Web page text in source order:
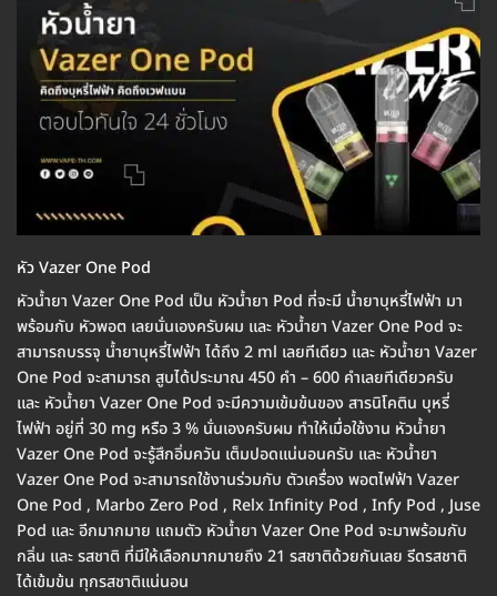
หัว Vazer One Pod
หัวน้ำยา Vazer One Pod เป็น หัวน้ำยา Pod ที่จะมี น้ำยาบุหรี่ไฟฟ้า มา
พร้อมกับ หัวพอต เลยนั่นเองครับผม และ หัวน้ำยา Vazer One Pod จะ
สามารถบรรจุ น้ำยาบุหรี่ไฟฟ้า ได้ถึง 2 ml เลยทีเดียว และ หัวน้ำยา Vazer
One Pod จะสามารถ สูบได้ประมาณ 450 คำ – 600 คำเลยทีเดียวครับ
และ หัวน้ำยา Vazer One Pod จะมีความเข้มข้นของ สารนิโคติน บุหรี่
ไฟฟ้า อยู่ที่ 30 mg หรือ 3 % นั่นเองครับผม ทำให้เมื่อใช้งาน หัวน้ำยา
Vazer One Pod จะรู้สึกอิ่มควัน เต็มปอดแน่นอนครับ และ หัวน้ำยา
Vazer One Pod จะสามารถใช้งานร่วมกับ ตัวเครื่อง พอตไฟฟ้า Vazer
One Pod , Marbo Zero Pod , Relx Infinity Pod , Infy Pod , Juse
Pod และ อีกมากมาย แถมตัว หัวน้ำยา Vazer One Pod จะมาพร้อมกับ
กลิ่น และ รสชาติ ที่มีให้เลือกมากมายถึง 21 รสชาติด้วยกันเลย รีดรสชาติ
ได้เข้มข้น ทุกรสชาติแน่นอน